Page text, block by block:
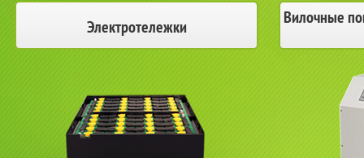
Электротележки Вилочные